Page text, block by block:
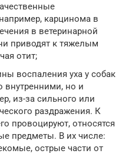
карцинома в
в ветеринарной
приводят к тяжелым
отит;
воспаления уха у собак
внутренними, но и
из-за сильного или
раздражения. К
провоцируют, относятся
предметы. В их числе:
острые части от